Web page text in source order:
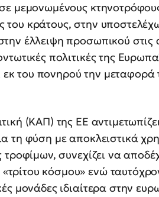
μεμονωμένους
του κράτους, στην
έλλειψη προσωπικού στις
πολιτικές της
του πονηρού την μεταφορά
(ΚΑΠ) της ΕΕ
τη φύση με αποκλειστικά
συνεχίζει να
κόσμου» ενώ
μονάδες ιδιαίτερα στην